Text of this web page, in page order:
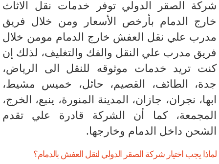
الصقر الدولي توفر خدمات نقل الاثاث
الدمام بأرخص الأسعار ومن خلال فريق
علي نقل العفش خارج الدمام مومن خلال
مدرب علي النقل والفك والتغليف، لذلك إن
تريد خدمات موثوقه للنقل الى الرياض،
الطائف، القصيم، حائل، خميس مشيط،
نجران، جازان، المدينة المنورة، ينبع، الخرج،
كما أن الشركة قادرة علي تقدم
داخل الدمام وخارجها.
يجب اختيار شركة الصقر الدولي لنقل العفش بالدمام؟